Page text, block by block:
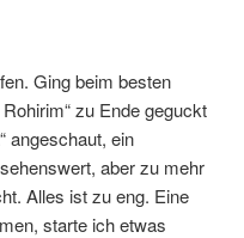
Ging beim besten
zu Ende geguckt
angeschaut, ein
aber zu mehr
Alles ist zu eng. Eine
starte ich etwas